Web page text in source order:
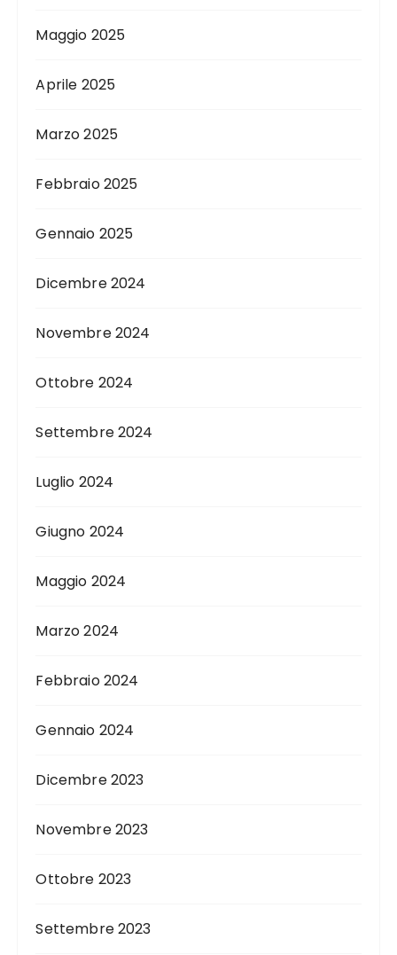
Maggio 2025
Aprile 2025
Marzo 2025
Febbraio 2025
Gennaio 2025
Dicembre 2024
Novembre 2024
Ottobre 2024
Settembre 2024
Luglio 2024
Giugno 2024
Maggio 2024
Marzo 2024
Febbraio 2024
Gennaio 2024
Dicembre 2023
Novembre 2023
Ottobre 2023
Settembre 2023